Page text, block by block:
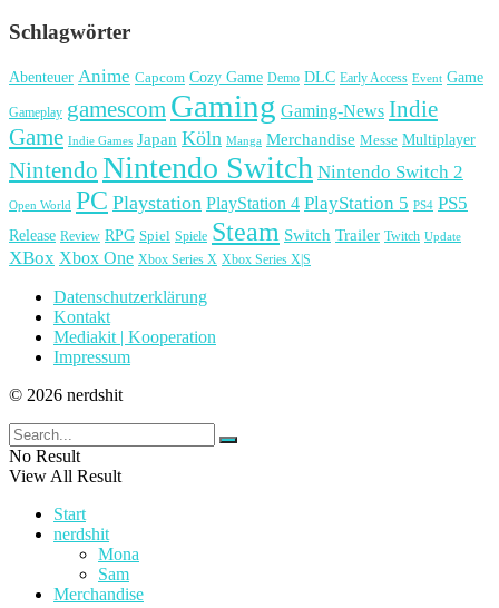
Schlagwörter
Abenteuer Anime Capcom Cozy Game Demo DLC Early Access Event Game
Gameplay gamescom Gaming Gaming-News Indie
Game Indie Games Japan Köln Manga Merchandise Messe Multiplayer
Nintendo Nintendo Switch Nintendo Switch 2
Open World PC Playstation PlayStation 4 PlayStation 5 PS4 PS5
Release Review RPG Spiel Spiele Steam Switch Trailer Twitch Update
XBox Xbox One Xbox Series X Xbox Series X|S
Datenschutzerklärung
Kontakt
Mediakit | Kooperation
Impressum
© 2026 nerdshit
No Result
View All Result
Start
nerdshit
Mona
Sam
Merchandise